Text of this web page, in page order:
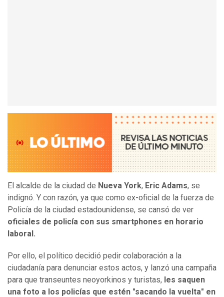
El alcalde de la ciudad de Nueva York, Eric Adams, se
indignó. Y con razón, ya que como ex-oficial de la fuerza de
Policía de la ciudad estadounidense, se cansó de ver
oficiales de policía con sus smartphones en horario
laboral.
Por ello, el político decidió pedir colaboración a la
ciudadanía para denunciar estos actos, y lanzó una campaña
para que transeuntes neoyorkinos y turistas, les saquen
una foto a los policías que estén "sacando la vuelta" en